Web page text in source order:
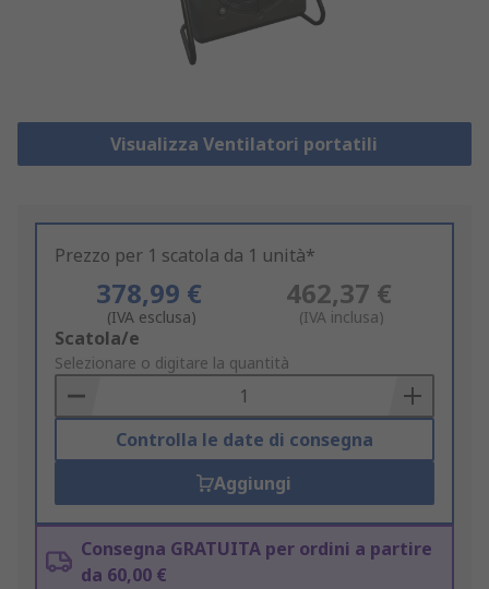
Visualizza Ventilatori portatili
Prezzo per 1 scatola da 1 unità*
378,99 €
(IVA esclusa)
462,37 €
(IVA inclusa)
Add
to
Basket
Scatola/e
Selezionare o digitare la quantità
Controlla le date di consegna
Aggiungi
Consegna GRATUITA per ordini a partire
da 60,00 €